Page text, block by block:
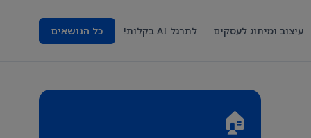
עיצוב ומיתוג לעסקים לתרגל AI בקלות! כל הנושאים
🏠